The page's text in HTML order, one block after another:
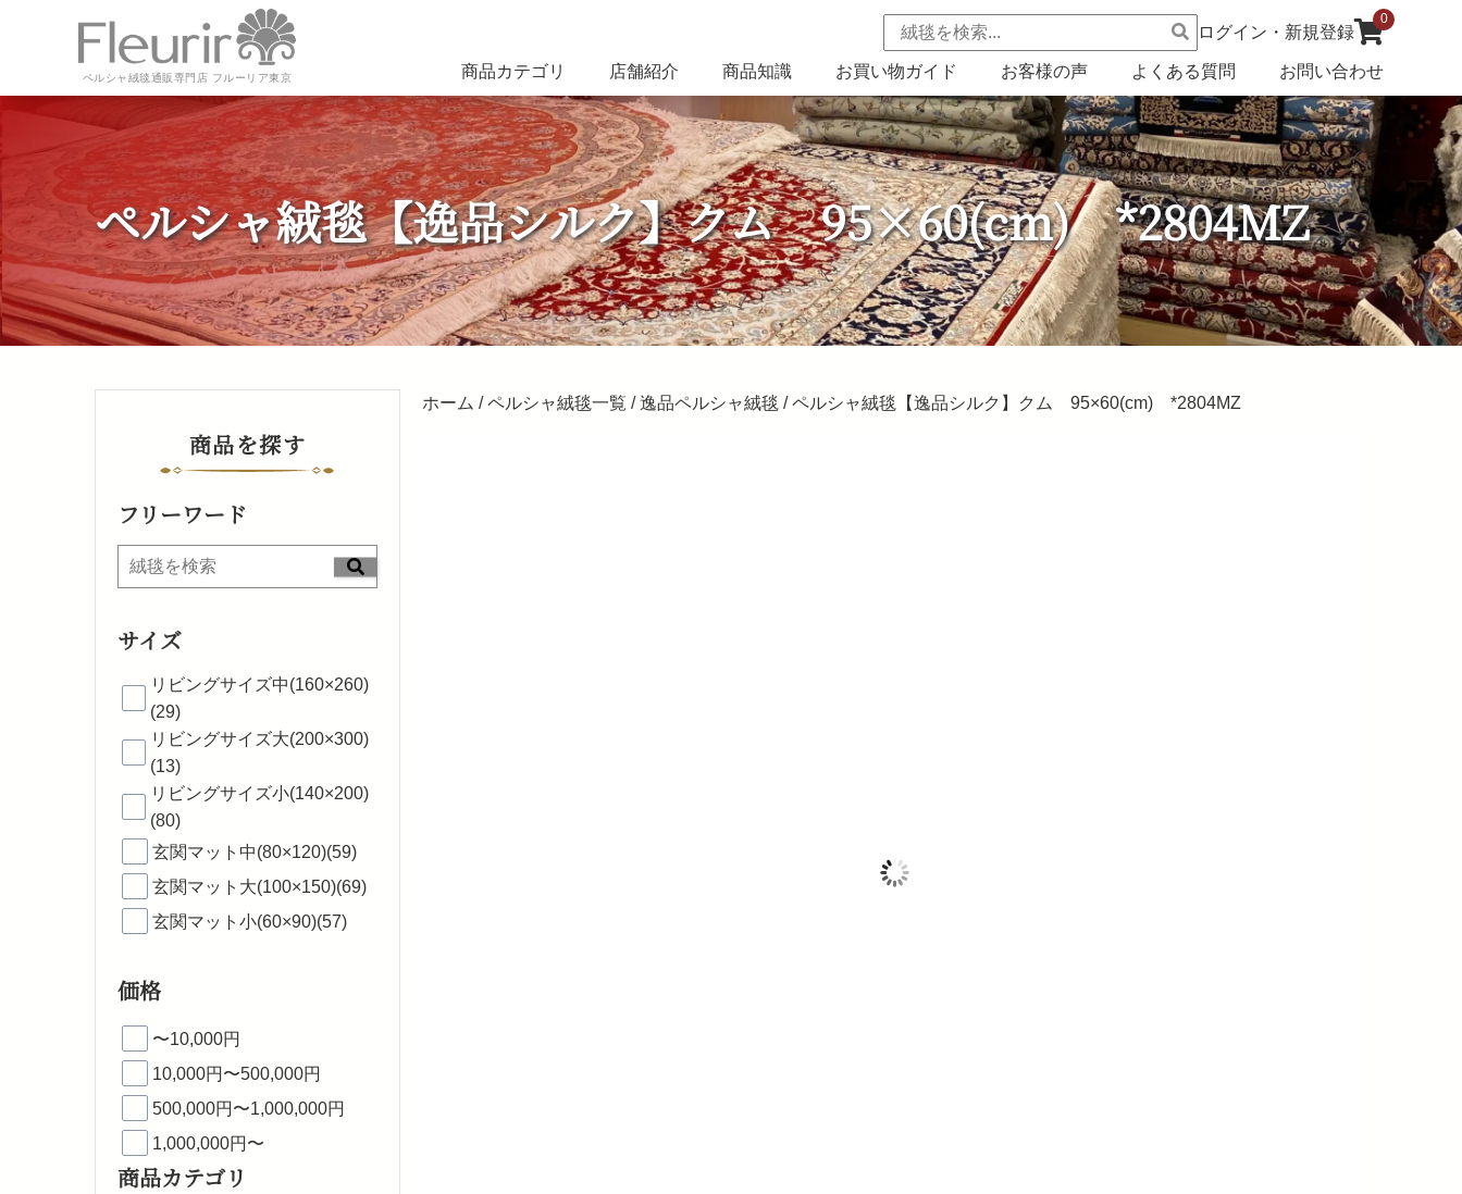
ペルシャ絨毯通販専門店 フルーリア東京
ログイン・新規登録
0
商品カテゴリ 店舗紹介 商品知識 お買い物ガイド お客様の声 よくある質問 お問い合わせ
ペルシャ絨毯【逸品シルク】クム 95×60(cm) *2804MZ
ホーム /ペルシャ絨毯一覧 /逸品ペルシャ絨毯 / ペルシャ絨毯【逸品シルク】クム 95×60(cm) *2804MZ
商品を探す
フリーワード
サイズ
リビングサイズ中(160×260)
(29)
リビングサイズ大(200×300)
(13)
リビングサイズ小(140×200)
(80)
玄関マット中(80×120)(59)
玄関マット大(100×150)(69)
玄関マット小(60×90)(57)
価格
〜10,000円
10,000円〜500,000円
500,000円〜1,000,000円
1,000,000円〜
商品カテゴリ